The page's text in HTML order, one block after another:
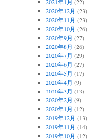
2021年1月 (22)
2020年12月 (23)
2020年11月 (23)
2020年10月 (26)
2020年9月 (27)
2020年8月 (26)
2020年7月 (29)
2020年6月 (27)
2020年5月 (17)
2020年4月 (9)
2020年3月 (13)
2020年2月 (9)
2020年1月 (12)
2019年12月 (13)
2019年11月 (14)
2019年10月 (12)